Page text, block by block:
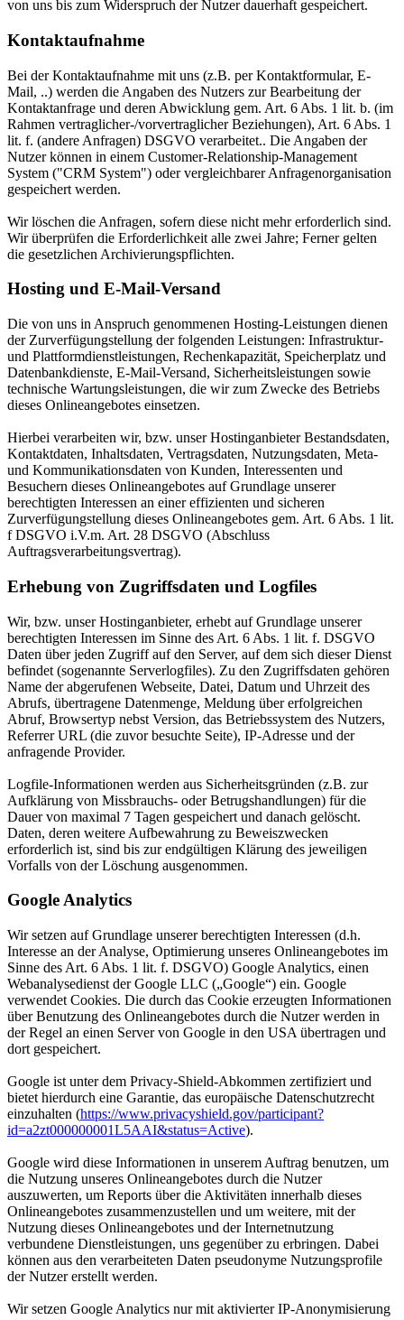
von uns bis zum Widerspruch der Nutzer dauerhaft gespeichert.
Kontaktaufnahme
Bei der Kontaktaufnahme mit uns (z.B. per Kontaktformular, E-
Mail, ..) werden die Angaben des Nutzers zur Bearbeitung der
Kontaktanfrage und deren Abwicklung gem. Art. 6 Abs. 1 lit. b. (im
Rahmen vertraglicher-/vorvertraglicher Beziehungen), Art. 6 Abs. 1
lit. f. (andere Anfragen) DSGVO verarbeitet.. Die Angaben der
Nutzer können in einem Customer-Relationship-Management
System ("CRM System") oder vergleichbarer Anfragenorganisation
gespeichert werden.
Wir löschen die Anfragen, sofern diese nicht mehr erforderlich sind.
Wir überprüfen die Erforderlichkeit alle zwei Jahre; Ferner gelten
die gesetzlichen Archivierungspflichten.
Hosting und E-Mail-Versand
Die von uns in Anspruch genommenen Hosting-Leistungen dienen
der Zurverfügungstellung der folgenden Leistungen: Infrastruktur-
und Plattformdienstleistungen, Rechenkapazität, Speicherplatz und
Datenbankdienste, E-Mail-Versand, Sicherheitsleistungen sowie
technische Wartungsleistungen, die wir zum Zwecke des Betriebs
dieses Onlineangebotes einsetzen.
Hierbei verarbeiten wir, bzw. unser Hostinganbieter Bestandsdaten,
Kontaktdaten, Inhaltsdaten, Vertragsdaten, Nutzungsdaten, Meta-
und Kommunikationsdaten von Kunden, Interessenten und
Besuchern dieses Onlineangebotes auf Grundlage unserer
berechtigten Interessen an einer effizienten und sicheren
Zurverfügungstellung dieses Onlineangebotes gem. Art. 6 Abs. 1 lit.
f DSGVO i.V.m. Art. 28 DSGVO (Abschluss
Auftragsverarbeitungsvertrag).
Erhebung von Zugriffsdaten und Logfiles
Wir, bzw. unser Hostinganbieter, erhebt auf Grundlage unserer
berechtigten Interessen im Sinne des Art. 6 Abs. 1 lit. f. DSGVO
Daten über jeden Zugriff auf den Server, auf dem sich dieser Dienst
befindet (sogenannte Serverlogfiles). Zu den Zugriffsdaten gehören
Name der abgerufenen Webseite, Datei, Datum und Uhrzeit des
Abrufs, übertragene Datenmenge, Meldung über erfolgreichen
Abruf, Browsertyp nebst Version, das Betriebssystem des Nutzers,
Referrer URL (die zuvor besuchte Seite), IP-Adresse und der
anfragende Provider.
Logfile-Informationen werden aus Sicherheitsgründen (z.B. zur
Aufklärung von Missbrauchs- oder Betrugshandlungen) für die
Dauer von maximal 7 Tagen gespeichert und danach gelöscht.
Daten, deren weitere Aufbewahrung zu Beweiszwecken
erforderlich ist, sind bis zur endgültigen Klärung des jeweiligen
Vorfalls von der Löschung ausgenommen.
Google Analytics
Wir setzen auf Grundlage unserer berechtigten Interessen (d.h.
Interesse an der Analyse, Optimierung unseres Onlineangebotes im
Sinne des Art. 6 Abs. 1 lit. f. DSGVO) Google Analytics, einen
Webanalysedienst der Google LLC („Google“) ein. Google
verwendet Cookies. Die durch das Cookie erzeugten Informationen
über Benutzung des Onlineangebotes durch die Nutzer werden in
der Regel an einen Server von Google in den USA übertragen und
dort gespeichert.
Google ist unter dem Privacy-Shield-Abkommen zertifiziert und
bietet hierdurch eine Garantie, das europäische Datenschutzrecht
einzuhalten (https://www.privacyshield.gov/participant?
id=a2zt000000001L5AAI&status=Active).
Google wird diese Informationen in unserem Auftrag benutzen, um
die Nutzung unseres Onlineangebotes durch die Nutzer
auszuwerten, um Reports über die Aktivitäten innerhalb dieses
Onlineangebotes zusammenzustellen und um weitere, mit der
Nutzung dieses Onlineangebotes und der Internetnutzung
verbundene Dienstleistungen, uns gegenüber zu erbringen. Dabei
können aus den verarbeiteten Daten pseudonyme Nutzungsprofile
der Nutzer erstellt werden.
Wir setzen Google Analytics nur mit aktivierter IP-Anonymisierung